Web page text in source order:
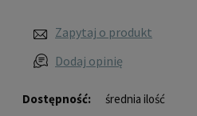
Dostępność:
średnia ilość
Zapytaj o produkt
Dodaj opinię